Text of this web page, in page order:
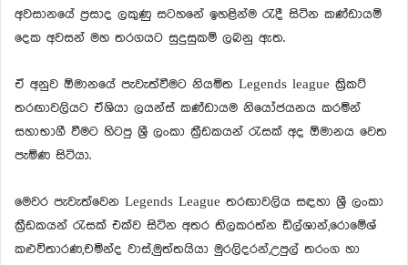
අවසානයේ ප‍්‍රසාද ලකුණු සටහනේ ඉහළින්ම රැදී සිටින කණ්ඩායම්
දෙක අවසන් මහ තරගයට සුදුසුකම් ලබනු ඇත.
ඒ අනුව ඕමානයේ පැවැත්වීමට නියමිත Legends league ක්‍රිකට්
තරඟාවලියට ඒශියා ලයන්ස් කණ්ඩායම නියෝජයනය කරමින්
සහාභාගී වීමට හිටපු ශ්‍රී ලංකා ක්‍රීඩකයන් රැසක් අද ඕමානය වෙත
පැමිණ සිටියා.
මෙවර පැවැත්වෙන Legends League තරඟාවලිය සඳහා ශ්‍රී ලංකා
ක්‍රීඩකයන් රැසක් එක්ව සිටින අතර තිලකරත්න ඩිල්ශාන්,රොමේශ්
කළුවිතාරණ,චමින්ද වාස්,මුත්තයියා මුරලිදරන්,උපුල් තරංග හා